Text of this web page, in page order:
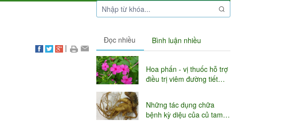
|
Đọc nhiều Bình luận nhiều
Hoa phấn - vị thuốc hỗ trợ
điều trị viêm đường tiết
Những tác dụng chữa
bệnh kỳ diệu của củ tam